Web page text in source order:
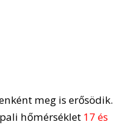
meg is erősödik.
hőmérséklet 17 és